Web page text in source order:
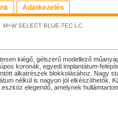
Adatkezelés
M+W SELECT BLUE-TEC LC
kiégő, gélszerű modellező
koronák, egyedi implantátum-
alkatrészek blokkolásához. Nagy
nélkül is nagyon jól elkészíthetők.
elegendő, amelynek